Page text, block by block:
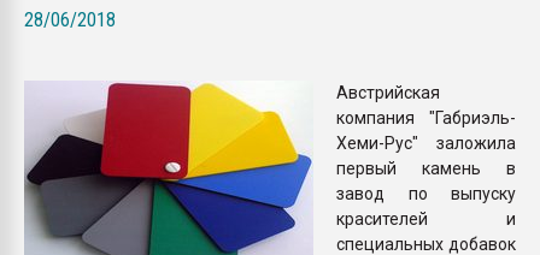
ПЕРЕЙТИ НА
28/06/2018
Австрийская
компания "Габриэль-
Хеми-Рус" заложила
первый камень в
завод по выпуску
красителей и
специальных добавок